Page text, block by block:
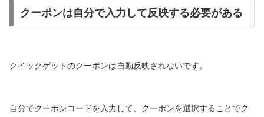
クーポンは自分で入力して反映する必要がある
クイックゲットのクーポンは自動反映されないです。
自分でクーポンコードを入力して、クーポンを選択することでク